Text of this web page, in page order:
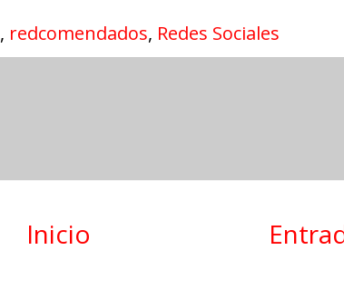
, redcomendados, Redes Sociales
Inicio